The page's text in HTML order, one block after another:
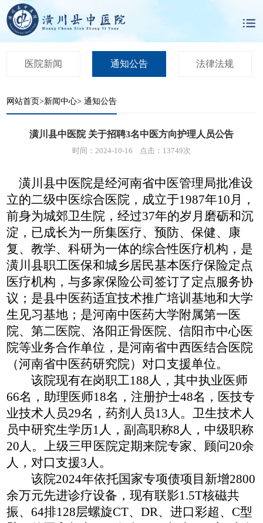
医院新闻 通知公告 法律法规
网站首页>新闻中心>通知公告
潢川县中医院 关于招聘3名中医方向护理人员公告
时间：2024-10-16 点击：13749次
潢川县中医院是经河南省中医管理局批准设
立的二级中医综合医院，成立于1987年10月，
前身为城郊卫生院，经过37年的岁月磨砺和沉
淀，已成长为一所集医疗、预防、保健、康
复、教学、科研为一体的综合性医疗机构，是
潢川县职工医保和城乡居民基本医疗保险定点
医疗机构，与多家保险公司签订了定点服务协
议；是县中医药适宜技术推广培训基地和大学
生见习基地；是河南中医药大学附属第一医
院、第二医院、洛阳正骨医院、信阳市中心医
院等业务合作单位，是河南省中西医结合医院
（河南省中医药研究院）对口支援单位。
该院现有在岗职工188人，其中执业医师
66名，助理医师18名，注册护士48名，医技专
业技术人员29名，药剂人员13人。卫生技术人
员中研究生学历1人，副高职称8人，中级职称
20人。上级三甲医院定期来院专家、顾问20余
人，对口支援3人。
该院2024年依托国家专项债项目新增2800
余万元先进诊疗设备，现有联影1.5T核磁共
振、64排128层螺旋CT、DR、进口彩超、C型